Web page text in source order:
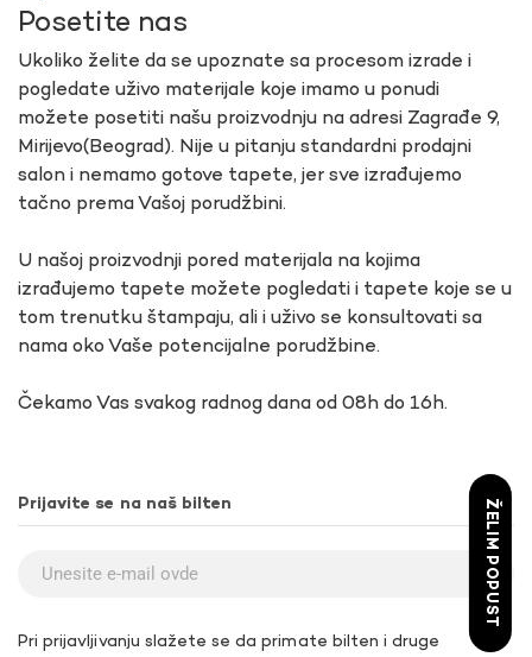
Posetite nas
Ukoliko želite da se upoznate sa procesom izrade i
pogledate uživo materijale koje imamo u ponudi
možete posetiti našu proizvodnju na adresi Zagrađe 9,
Mirijevo(Beograd). Nije u pitanju standardni prodajni
salon i nemamo gotove tapete, jer sve izrađujemo
tačno prema Vašoj porudžbini.
U našoj proizvodnji pored materijala na kojima
izrađujemo tapete možete pogledati i tapete koje se u
tom trenutku štampaju, ali i uživo se konsultovati sa
nama oko Vaše potencijalne porudžbine.
Čekamo Vas svakog radnog dana od 08h do 16h.
Prijavite se na naš bilten
Pri prijavljivanju slažete se da primate bilten i druge
ŽELIM POPUST